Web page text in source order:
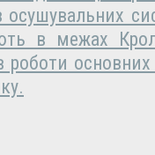
осушувальних
в межах
роботи